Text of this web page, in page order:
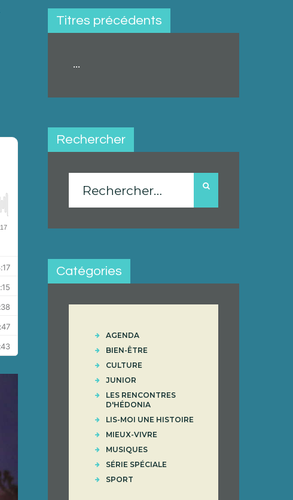
Titres précédents
...
Rechercher
Rechercher :
Catégories
AGENDA
BIEN-ÊTRE
CULTURE
JUNIOR
LES RENCONTRES
D'HÉDONIA
LIS-MOI UNE HISTOIRE
MIEUX-VIVRE
MUSIQUES
SÉRIE SPÉCIALE
SPORT